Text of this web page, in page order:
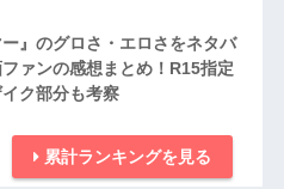
ー』のグロさ・エロさをネタバ
ァンの感想まとめ！R15指定
ク部分も考察
累計ランキングを見る